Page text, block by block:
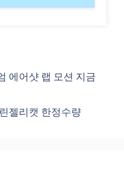
에어샷 랩 모션 지금
젤리캣 한정수량